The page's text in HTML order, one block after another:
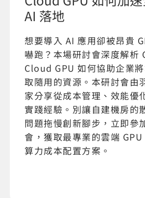
AI 落地
想要導入 AI 應用卻被昂貴
嚇跑？本場研討會深度解析
Cloud GPU 如何協助企業
取隨用的資源。本研討會由
家分享從成本管理、效能優
實踐經驗。別讓自建機房的
問題拖慢創新腳步，立即參
會，獲取最專業的雲端
算力成本配置方案。